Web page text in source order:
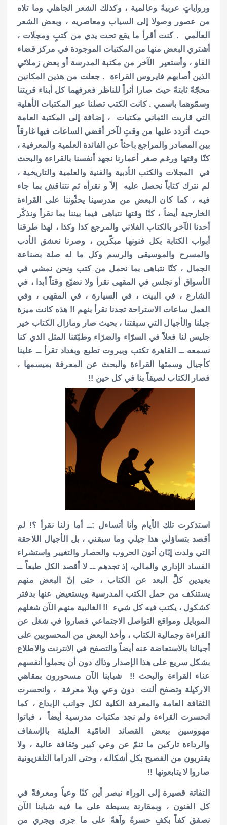
ورواياتٍ عربيةً وعالمية ، وكذلك الشعر الجاهلي وما تلاه
من عصور وصولا إلى السياب ومعاصريه ، وبعض الشعر
العالمي . كنت أقرأ ما يقع تحت يدي من كتبٍ ومجلات ،
أشتري البعض منها من المكتبات الموجودة في مركز قضاء
الفاو ، وأستعير الآخر من مكتبة المدرسة أو بعض زملائي
الذين أصابهم فايروس القراءة . جعلت من هذين المكانين
محجّةً ثابتةً حيث صارا أثراً للناظر فعرفهما كل أبناء قريتنا
وسمّوهما باسمي . كانت الكتب تصلنا عبر المكتبات الأهلية
التي قاربت الثماني مكتبات ، إضافة إلى المكتبة العامة
حيث أتردد عليها من وقتٍ لآخر أقضي الساعات فيها غارقاً
بين المصادر والمراجع باحثاً عن الفائدة العلمية والمعرفية ،
كنّا وقتها ورغم صغر أعمارنا نجهد أنفسنا بالقراءة والبحث
في المجلات والكتب الأدبية والفنية والعلمية والتاريخية ،
لم نترك كتاباً نحصل عليه إلاّ و نقرأه ثم نتناقش بما جاء
فيه ، كما كان البعض من مدرسينا يحثّوننا على القراءة
الخارجية أيضاً ، كنّا وقتها نتباهى فيما بيننا بما نقرأ ونذكّر
أحدنا الآخر بالكتاب الفلاني والمرجع كذا وكذا ، لهذا طرقنا
أبواب الكتابة بكل فنونها مبكّرين ، وصرنا نعشق الأدب
والمسرح والموسيقى والرسم وكل ما له صلة بصناعة
الجمال ، كنّا نتباهى بما نحمل من كتب ونحن نمشي في
الأسواق أو نجلس في المقهى نقرأ ولا نضيّع وقتاً أبدا ، في
الشارع ، في البيت ، في السيارة ، في المقهى ، وفي
العمل ساعات الاستراحة تجدنا نقرأ بنهم !! هذه كانت ميزة
جيلنا والأجيال التي سبقتنا ، بحيث صار ومازال الكتاب خير
جليس لنا فعلاً في السرّاء والضرّاء وطبّقنا المثل الذي كنا
نسمعه ــ القاهرة تكتب وبيروت تطبع وبغداد تقرأ ــ علينا
كأجيال وسمتها القراءة والبحث عن المعرفة بميسمها ،
فصار الكتاب لصيقاً بنا في كل حين !!
استذكرت تلك الأيام وأنا أتساءل :ــ أما زلنا نقرأ ؟! لم
أقصد بتساؤلي هذا جيلي وما سبقني ، بل الأجيال اللاحقة
التي ولدت إبّان أتون الحروب والحصار والتغيير واستشراء
الفساد الإداري والمالي، إذ تجدهم ــ لا أقصد الكل طبعاً ــ
بعيدين كلَّ البعد عن الكتاب ، حتى إنّ البعض منهم
يستنكف من حمل الكتب المدرسية ويستعيض عنها بدفتر
كشكول ، يكتب فيه كل شيء !! الغالبية منهم الآن شغلهم
الموبايل ومواقع التواصل الاجتماعي فصاروا في شغل عن
القراءة وجمالية الكتاب ، وأخذ البعض من المحسوبين على
أجيالنا بالاستعاضة عنه أيضاً والتصفح في الانترنت والاطلاع
بشكل سريع على هذا الإصدار وذاك دون أن يحملوا أنفسهم
عناء القراءة والبحث !! شبابنا الآن مسحورون بمقاهي
الاركيلة وتصفح ألنت دون وعي وبلا معرفة ، وانحسرت
الثقافة العامة والمعرفة الكلية لكل جوانب الإبداع ، كما
انحسرت القراءة ولم نجد مكتبات مدرسية أيضاً ، فباتوا
مهووسين ببعض القصائد العامّية المليئة بالإسفاف
والرداءة تاركين ما تنمّ عن وعي كبير وثقافة عالية ، ولا
يقتربون من الفصيح بكل أشكاله ، وحتى الدراما التلفزيونية
صاروا لا يتابعونها !!
التفاتة قصيرة إلى الوراء نبصر أين كنّا وعياً ومعرفةً في
كل الفنون ، وبمقارنة بسيطة على ما فيه شبابنا الآن
نصفق كفاً بكفٍ حسرةً وآهةً على ما جرى ويجري من